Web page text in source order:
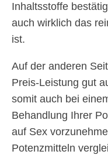
Inhaltsstoffe
auch wirklich das
ist.
Auf der anderen
Preis-Leistung gut
somit auch bei
Behandlung Ihrer
auf Sex
Potenzmitteln